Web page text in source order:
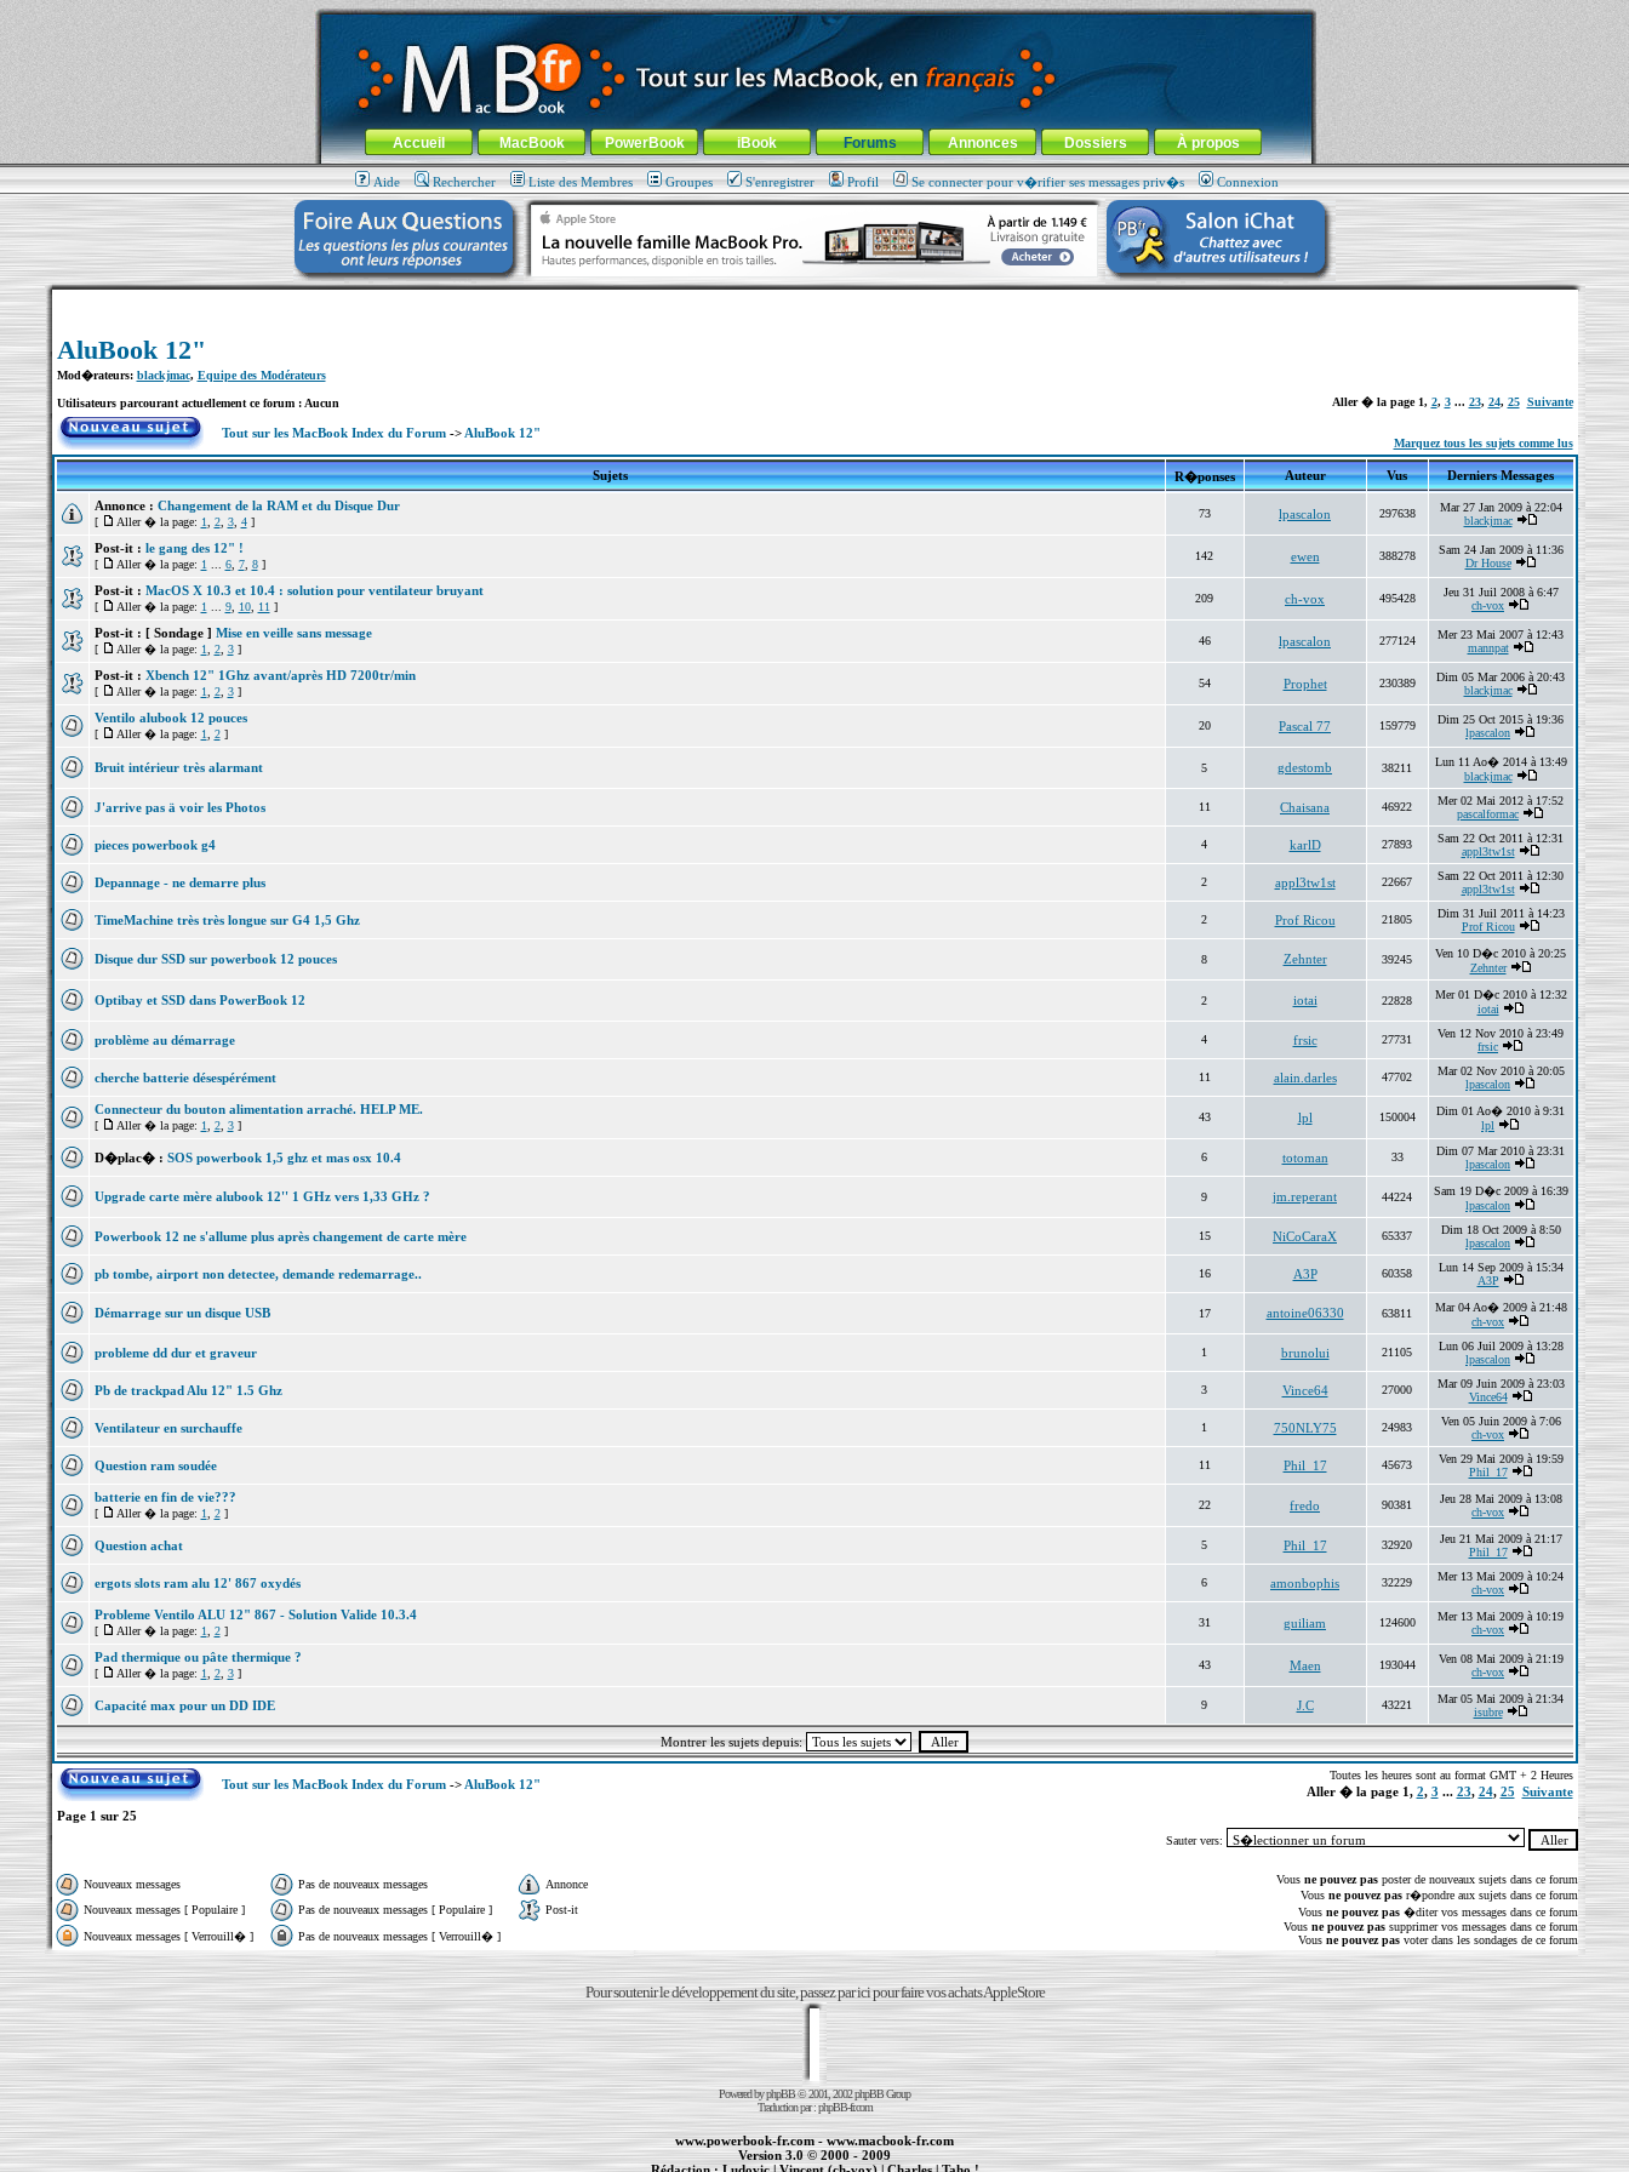
MacBook-fr.com : 100% Apple... 100% nomade !
Aller au contenu-Aller au menu général-Aller au menu de la rubrique
Menu général
Accueil MacBook PowerBook iBook Forums Annonces Dossiers À propos
Aide Rechercher Liste des Membres Groupes S'enregistrer Profil Se connecter pour v�rifier ses messages priv�s Connexion
AluBook 12"
Mod�rateurs: blackjmac, Equipe des Modérateurs
Utilisateurs parcourant actuellement ce forum : Aucun Aller � la page 1, 2, 3... 23, 24, 25 Suivante
Tout sur les MacBook Index du Forum-> AluBook 12"
Marquez tous les sujets comme lus
Sujets R�ponses Auteur Vus Derniers Messages
Annonce : Changement de la RAM et du Disque Dur
[ Aller � la page: 1 2, 3, 4]
73 lpascalon 297638
Mar 27 Jan 2009 à 22:04
blackjmac
Post-it : le gang des 12" !
[ Aller � la page: 1 6, 7, 8]
142 ewen 388278
Sam 24 Jan 2009 à 11:36
Dr House
Post-it : MacOS X 10.3 et 10.4 : solution pour ventilateur bruyant
[ Aller � la page: 1 9, 10, 11 ]
209 ch-vox 495428
Jeu 31 Juil 2008 à 6:47
ch-vox
Post-it : [ Sondage ] Mise en veille sans message
[ Aller � la page: 1 2, 3]
46 lpascalon 277124
Mer 23 Mai 2007 à 12:43
mannpat
Post-it : Xbench 12" 1Ghz avant/après HD 7200tr/min
[ Aller � la page: 1 2, 3]
54 Prophet 230389
Dim 05 Mar 2006 à 20:43
blackjmac
Ventilo alubook 12 pouces
[ Aller � la page: 1 2]
20 Pascal 77 159779
Dim 25 Oct 2015 à 19:36
lpascalon
Bruit intérieur très alarmant 5 gdestomb 38211
Lun 11 Ao� 2014 à 13:49
blackjmac
J'arrive pas ä voir les Photos 11 Chaisana 46922
Mer 02 Mai 2012 à 17:52
pascalformac
pieces powerbook g4 4 karlD 27893
Sam 22 Oct 2011 à 12:31
appl3tw1st
Depannage - ne demarre plus 2 appl3tw1st 22667
Sam 22 Oct 2011 à 12:30
appl3tw1st
TimeMachine très très longue sur G4 1,5 Ghz 2 Prof Ricou 21805
Dim 31 Juil 2011 à 14:23
Prof Ricou
Disque dur SSD sur powerbook 12 pouces 8 Zehnter 39245
Ven 10 D�c 2010 à 20:25
Zehnter
Optibay et SSD dans PowerBook 12 2 iotai 22828
Mer 01 D�c 2010 à 12:32
iotai
problème au démarrage 4 frsic 27731
Ven 12 Nov 2010 à 23:49
frsic
cherche batterie désespérément 11 alain.darles 47702
Mar 02 Nov 2010 à 20:05
lpascalon
Connecteur du bouton alimentation arraché. HELP ME.
[ Aller � la page: 1 2, 3]
43 lpl 150004
Dim 01 Ao� 2010 à 9:31
lpl
D�plac� : SOS powerbook 1,5 ghz et mas osx 10.4 6 totoman 33
Dim 07 Mar 2010 à 23:31
lpascalon
Upgrade carte mère alubook 12'' 1 GHz vers 1,33 GHz ? 9 jm.reperant 44224
Sam 19 D�c 2009 à 16:39
lpascalon
Powerbook 12 ne s'allume plus après changement de carte mère 15 NiCoCaraX 65337
Dim 18 Oct 2009 à 8:50
lpascalon
pb tombe, airport non detectee, demande redemarrage.. 16 A3P 60358
Lun 14 Sep 2009 à 15:34
A3P
Démarrage sur un disque USB 17 antoine06330 63811
Mar 04 Ao� 2009 à 21:48
ch-vox
probleme dd dur et graveur 1 brunolui 21105
Lun 06 Juil 2009 à 13:28
lpascalon
Pb de trackpad Alu 12" 1.5 Ghz 3 Vince64 27000
Mar 09 Juin 2009 à 23:03
Vince64
Ventilateur en surchauffe 1 750NLY75 24983
Ven 05 Juin 2009 à 7:06
ch-vox
Question ram soudée 11 Phil_17 45673
Ven 29 Mai 2009 à 19:59
Phil_17
batterie en fin de vie???
[ Aller � la page: 1 2]
22 fredo 90381
Jeu 28 Mai 2009 à 13:08
ch-vox
Question achat 5 Phil_17 32920
Jeu 21 Mai 2009 à 21:17
Phil_17
ergots slots ram alu 12' 867 oxydés 6 amonbophis 32229
Mer 13 Mai 2009 à 10:24
ch-vox
Probleme Ventilo ALU 12" 867 - Solution Valide 10.3.4
[ Aller � la page: 1 2]
31 guiliam 124600
Mer 13 Mai 2009 à 10:19
ch-vox
Pad thermique ou pâte thermique ?
[ Aller � la page: 1 2, 3]
43 Maen 193044
Ven 08 Mai 2009 à 21:19
ch-vox
Capacité max pour un DD IDE 9 J.C 43221
Mar 05 Mai 2009 à 21:34
isubre
Montrer les sujets depuis:
Tout sur les MacBook Index du Forum-> AluBook 12"
Toutes les heures sont au format GMT + 2 Heures
Aller � la page 1, 2, 3 ... 23, 24, 25 Suivante
Page 1 sur 25
Sauter vers:
Nouveaux messages Pas de nouveaux messages
Annonce
Nouveaux messages [ Populaire ]
Pas de nouveaux messages [ Populaire ]
Post-it
Nouveaux messages [ Verrouill� ]
Pas de nouveaux messages [ Verrouill� ]
Vous ne pouvez pasposter de nouveaux sujets dans ce forum
Vous ne pouvez pasr�pondre aux sujets dans ce forum
Vous ne pouvez pas�diter vos messages dans ce forum
Vous ne pouvez passupprimer vos messages dans ce forum
Vous ne pouvez pasvoter dans les sondages de ce forum
Pour soutenir le développement du site, passez par ici pour faire vos achats AppleStore
Powered byphpBB© 2001, 2002 phpBB Group
Traduction par :phpBB-fr.com
www.powerbook-fr.com-www.macbook-fr.com
Version 3.0 © 2000 - 2009